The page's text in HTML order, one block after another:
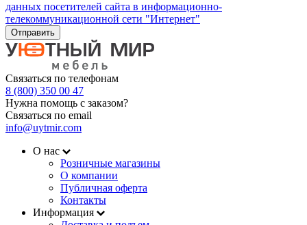
данных посетителей сайта в информационно-
телекоммуникационной сети "Интернет"
Отправить
Связаться по телефонам
8 (800) 350 00 47
Нужна помощь с заказом?
Связаться по email
info@uytmir.com
О нас
Розничные магазины
О компании
Публичная оферта
Контакты
Информация